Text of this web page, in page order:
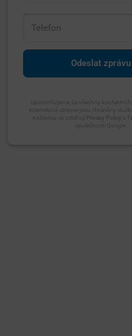
Privacy Policy